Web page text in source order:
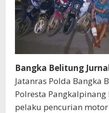
Bangka Belitung
Jatanras Polda Bangka
Polresta
pelaku pencurian